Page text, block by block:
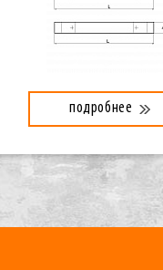
подробнее